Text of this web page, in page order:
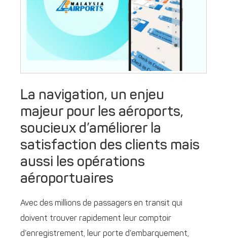
La navigation, un enjeu
majeur pour les aéroports,
soucieux d’améliorer la
satisfaction des clients mais
aussi les opérations
aéroportuaires
Avec des millions de passagers en transit qui
doivent trouver rapidement leur comptoir
d’enregistrement, leur porte d’embarquement,